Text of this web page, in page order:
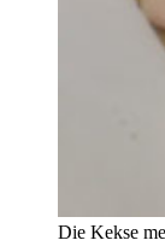
Die Kekse